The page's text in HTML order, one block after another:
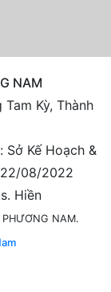
NAM
Kỳ, Thành
Kế Hoạch &
08/2022
Hiền
NAM.